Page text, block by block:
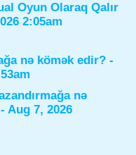
Oyun Olaraq Qalır
2:05am
nə kömək edir? -
nə
- Aug 7, 2026